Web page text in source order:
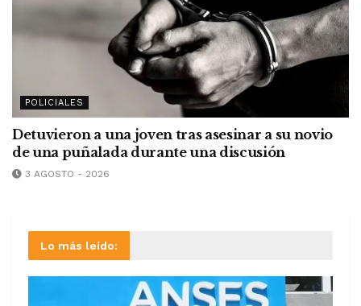
POLICIALES
Detuvieron a una joven tras asesinar a su novio
de una puñalada durante una discusión
3 AGOSTO - 2026
Lo más leído: